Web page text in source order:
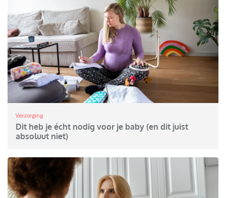
Verzorging
Dit heb je écht nodig voor je baby (en dit juist
absoluut niet)